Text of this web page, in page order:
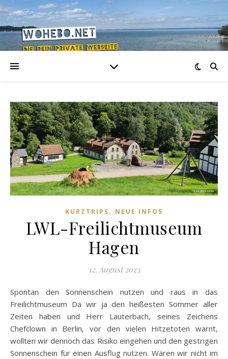
KURZTRIPS, NEUE INFOS
LWL-Freilichtmuseum
Hagen
12. August 2023
Spontan den Sonnenschein nutzen und raus in das
Freilichtmuseum Da wir ja den heißesten Sommer aller
Zeiten haben und Herr Lauterbach, seines Zeichens
Chefclown in Berlin, vor den vielen Hitzetoten warnt,
wollten wir dennoch das Risiko eingehen und den gestrigen
Sonnenschein für einen Ausflug nutzen. Wären wir nicht im